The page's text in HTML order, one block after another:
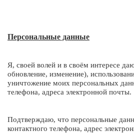
Персональные данные
Я, своей волей и в своём интересе
обновление, изменение),
уничтожение моих персональных
телефона, адреса электронной почты.
Подтверждаю, что персональные
контактного телефона, адрес